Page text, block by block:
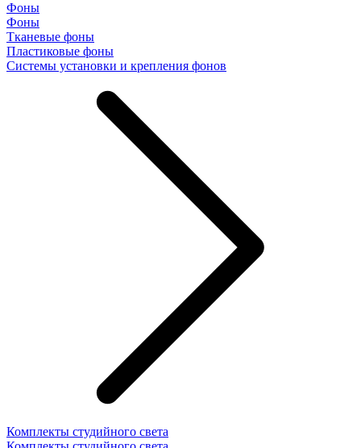
Фоны
Фоны
Тканевые фоны
Пластиковые фоны
Системы установки и крепления фонов
Комплекты студийного света